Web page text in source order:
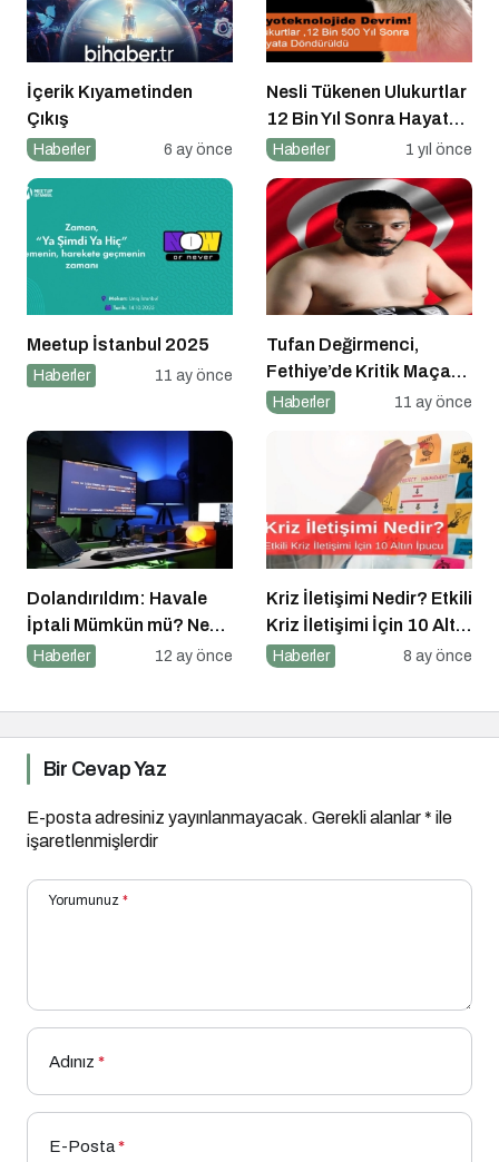
İçerik Kıyametinden
Çıkış
Haberler 6 ay önce
Nesli Tükenen Ulukurtlar
12 Bin Yıl Sonra Hayata
Döndürüldü
Haberler 1 yıl önce
Meetup İstanbul 2025
Haberler 11 ay önce
Tufan Değirmenci,
Fethiye’de Kritik Maça
Çıkıyor
Haberler 11 ay önce
Dolandırıldım: Havale
İptali Mümkün mü? Ne
Yapmalıyım?
Haberler 12 ay önce
Kriz İletişimi Nedir? Etkili
Kriz İletişimi İçin 10 Altın
İpucu
Haberler 8 ay önce
Bir Cevap Yaz
E-posta adresiniz yayınlanmayacak. Gerekli alanlar* ile
işaretlenmişlerdir
Yorumunuz *
Adınız *
E-Posta*